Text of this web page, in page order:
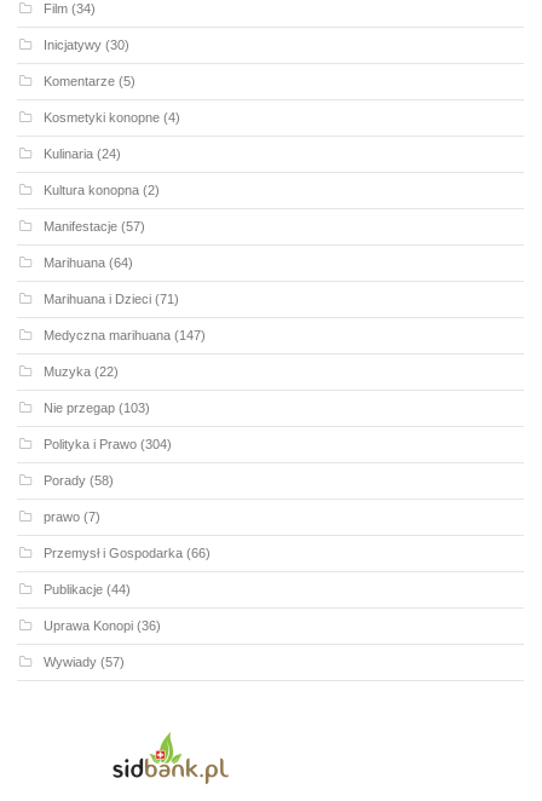
Film (34)
Inicjatywy (30)
Komentarze (5)
Kosmetyki konopne (4)
Kulinaria (24)
Kultura konopna (2)
Manifestacje (57)
Marihuana (64)
Marihuana i Dzieci (71)
Medyczna marihuana (147)
Muzyka (22)
Nie przegap (103)
Polityka i Prawo (304)
Porady (58)
prawo (7)
Przemysł i Gospodarka (66)
Publikacje (44)
Uprawa Konopi (36)
Wywiady (57)